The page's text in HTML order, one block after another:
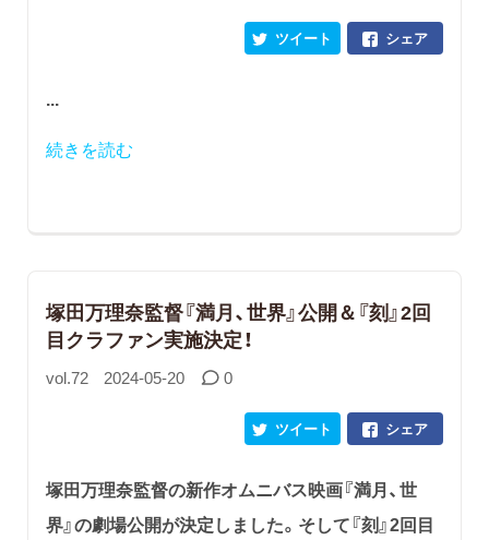
シェア
ツイート
...
続きを読む
塚田万理奈監督『満月、世界』公開＆『刻』2回
目クラファン実施決定！
vol.72 2024-05-20 0
シェア
ツイート
塚田万理奈監督の新作オムニバス映画『満月、世
界』の劇場公開が決定しました。そして『刻』2回目